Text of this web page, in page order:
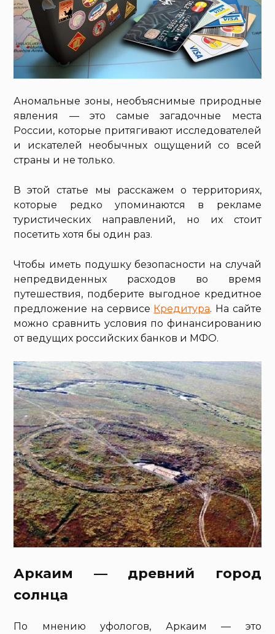
Аномальные зоны, необъяснимые природные
явления — это самые загадочные места
России, которые притягивают исследователей
и искателей необычных ощущений со всей
страны и не только.
В этой статье мы расскажем о территориях,
которые редко упоминаются в рекламе
туристических направлений, но их стоит
посетить хотя бы один раз.
Чтобы иметь подушку безопасности на случай
непредвиденных расходов во время
путешествия, подберите выгодное кредитное
предложение на сервисе Кредитура. На сайте
можно сравнить условия по финансированию
от ведущих российских банков и МФО.
Аркаим — древний город
солнца
По мнению уфологов, Аркаим — это